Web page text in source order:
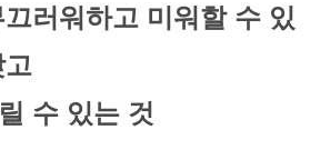
러워하고 미워할 수 있
고
수 있는 것